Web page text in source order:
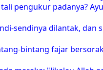
pengukur padanya?
sendinya dilantak, dan
bintang fajar